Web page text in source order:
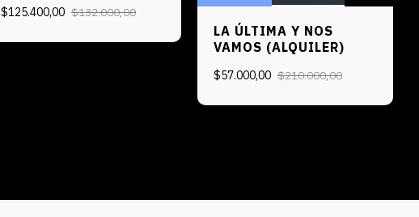
$125.400,00 $132.000,00
LA ÚLTIMA Y NOS
VAMOS (ALQUILER)
$57.000,00 $210.000,00